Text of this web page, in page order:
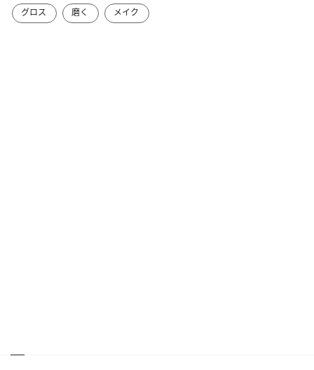
グロス
磨く メイク